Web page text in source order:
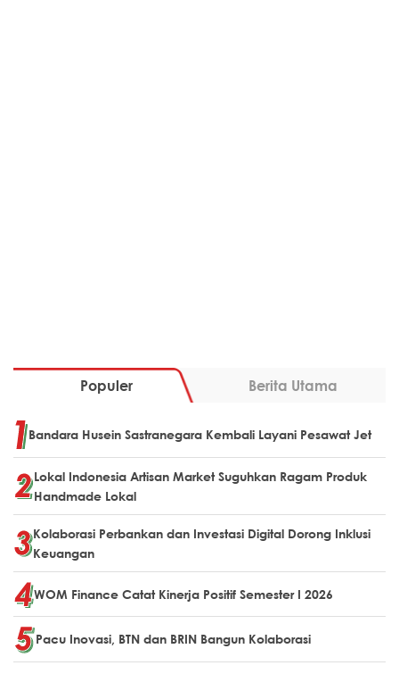
Populer Berita Utama
Bandara Husein Sastranegara Kembali Layani Pesawat Jet
Lokal Indonesia Artisan Market Suguhkan Ragam Produk
Handmade Lokal
Kolaborasi Perbankan dan Investasi Digital Dorong Inklusi
Keuangan
WOM Finance Catat Kinerja Positif Semester I 2026
Pacu Inovasi, BTN dan BRIN Bangun Kolaborasi